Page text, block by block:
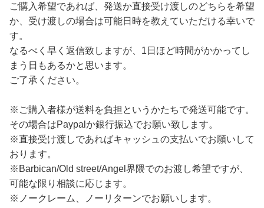
ご購入希望であれば、発送か直接受け渡しのどちらを希望
か、受け渡しの場合は可能日時を教えていただける幸いで
す。
なるべく早く返信致しますが、1日ほど時間がかかってし
まう日もあるかと思います。
ご了承ください。
※ご購入者様が送料を負担というかたちで発送可能です。
その場合はPaypalか銀行振込でお願い致します。
※直接受け渡しであればキャッシュの支払いでお願いして
おります。
※Barbican/Old street/Angel界隈でのお渡し希望ですが、
可能な限り相談に応じます。
※ノークレーム、ノーリターンでお願いします。